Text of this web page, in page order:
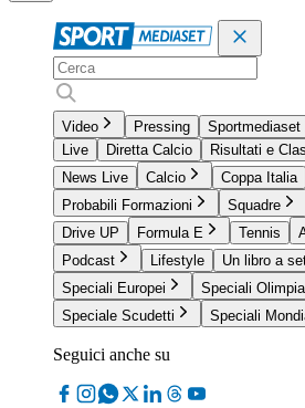
Video Pressing Sportmediaset
Live
Diretta Calcio
Risultati e
News Live
Calcio Coppa Italia
Probabili Formazioni
Squadre
Drive UP
Formula E Tennis
Podcast
Lifestyle
Un libro a
Speciali Europei
Speciali
Speciale Scudetti
Speciali
Seguici anche su